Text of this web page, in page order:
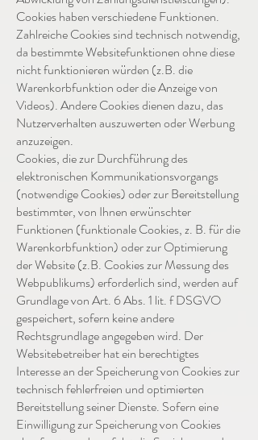
Cookies haben verschiedene Funktionen.
Zahlreiche Cookies sind technisch notwendig,
da bestimmte Websitefunktionen ohne diese
nicht funktionieren würden (z.B. die
Warenkorbfunktion oder die Anzeige von
Videos). Andere Cookies dienen dazu, das
Nutzerverhalten auszuwerten oder Werbung
anzuzeigen.
Cookies, die zur Durchführung des
elektronischen Kommunikationsvorgangs
(notwendige Cookies) oder zur Bereitstellung
bestimmter, von Ihnen erwünschter
Funktionen (funktionale Cookies, z. B. für die
Warenkorbfunktion) oder zur Optimierung
der Website (z.B. Cookies zur Messung des
Webpublikums) erforderlich sind, werden auf
Grundlage von Art. 6 Abs. 1 lit. f DSGVO
gespeichert, sofern keine andere
Rechtsgrundlage angegeben wird. Der
Websitebetreiber hat ein berechtigtes
Interesse an der Speicherung von Cookies zur
technisch fehlerfreien und optimierten
Bereitstellung seiner Dienste. Sofern eine
Einwilligung zur Speicherung von Cookies